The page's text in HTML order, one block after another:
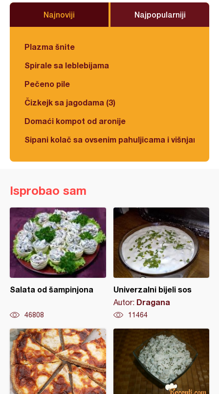
Najnoviji Najpopularniji
Plazma šnite
Spirale sa leblebijama
Pečeno pile
Čizkejk sa jagodama (3)
Domaći kompot od aronije
Sipani kolač sa ovsenim pahuljicama i višnjama
Isprobao sam
Salata od šampinjona
46808
Univerzalni bijeli sos
Autor: Dragana
11464